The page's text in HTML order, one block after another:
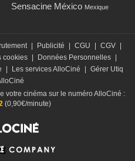
Sensacine México Mexique
Publicité CGU CGV
cookies Données Personnelles
Les services AlloCiné
Gérer Utiq
votre cinéma sur le numéro AlloCiné :
(0,90€/minute)